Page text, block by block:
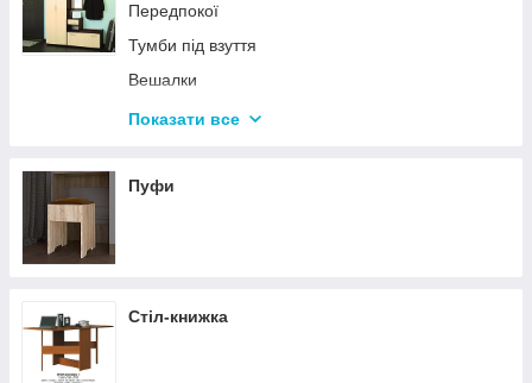
Передпокої
Тумби під взуття
Вешалки
Дзеркала
Показати все
Пуфи
Стіл-книжка